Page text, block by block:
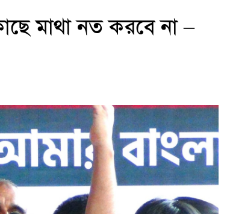
মাথা নত করবে না –